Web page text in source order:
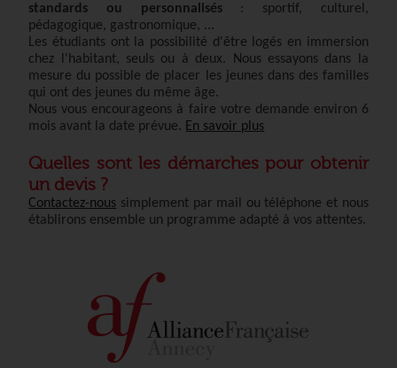
standards ou personnalisés: sportif, culturel,
pédagogique, gastronomique, ...
Les étudiants ont la possibilité d'être logés en immersion
chez l'habitant, seuls ou à deux. Nous essayons dans la
mesure du possible de placer les jeunes dans des familles
qui ont des jeunes du même âge.
Nous vous encourageons à faire votre demande environ 6
mois avant la date prévue. En savoir plus
Quelles sont les démarches pour obtenir
un devis ?
Contactez-nous simplement par mail ou téléphone et nous
établirons ensemble un programme adapté à vos attentes.